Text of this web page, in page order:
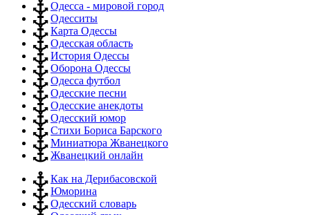
Одесса - мировой город
Одесситы
Карта Одессы
Одесская область
История Одессы
Оборона Одессы
Одесса футбол
Одесские песни
Одесские анекдоты
Одесский юмор
Стихи Бориса Барского
Миниатюра Жванецкого
Жванецкий онлайн
Как на Дерибасовской
Юморина
Одесский словарь